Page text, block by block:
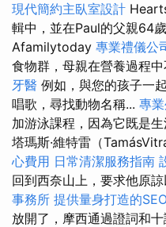
現代簡約主臥室設計
輯中，並在Paul的父親64
Afamilytoday 專業禮儀公
食物群，母親在營養過程
牙醫 例如，與您的孩子一
唱歌，尋找動物名稱... 專
加游泳課程，因為它既是
塔瑪斯·維特雷（
心費用 日常清潔服務指南
回到西奈山上，要求他原諒
事務所 提供量身打造的
放開了，摩西通過證詞和十